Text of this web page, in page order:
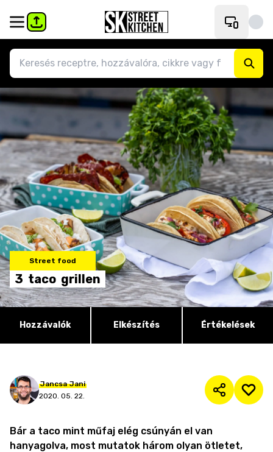
Street food
3 taco grillen
Hozzávalók Elkészítés Értékelések
Jancsa Jani
2020. 05. 22.
Bár a taco mint műfaj elég csúnyán el van
hanyagolva, most mutatok három olyan ötletet,